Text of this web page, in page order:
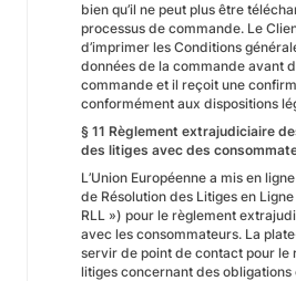
bien qu’il ne peut plus être
processus de commande. Le
d’imprimer les Conditions
données de la commande avant
commande et il reçoit une
conformément aux dispositions
§ 11 Règlement extrajudiciaire
des litiges avec des
L’Union Européenne a mis en
de Résolution des Litiges en
RLL ») pour le règlement
avec les consommateurs. La
servir de point de contact pour le
litiges concernant des